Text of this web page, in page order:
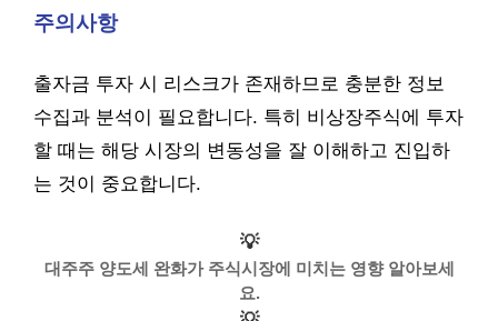
주의사항
출자금 투자 시 리스크가 존재하므로 충분한 정보
수집과 분석이 필요합니다. 특히 비상장주식에 투자
할 때는 해당 시장의 변동성을 잘 이해하고 진입하
는 것이 중요합니다.
💡
대주주 양도세 완화가 주식시장에 미치는 영향 알아보세
요.